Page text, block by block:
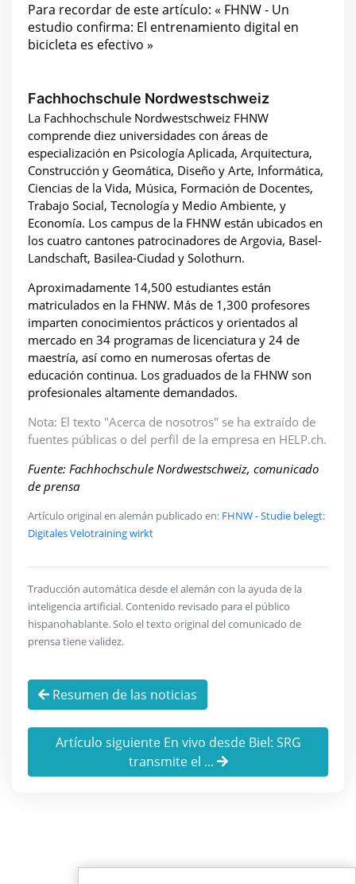
Para recordar de este artículo: « FHNW - Un
estudio confirma: El entrenamiento digital en
bicicleta es efectivo »
Fachhochschule Nordwestschweiz
La Fachhochschule Nordwestschweiz FHNW
comprende diez universidades con áreas de
especialización en Psicología Aplicada, Arquitectura,
Construcción y Geomática, Diseño y Arte, Informática,
Ciencias de la Vida, Música, Formación de Docentes,
Trabajo Social, Tecnología y Medio Ambiente, y
Economía. Los campus de la FHNW están ubicados en
los cuatro cantones patrocinadores de Argovia, Basel-
Landschaft, Basilea-Ciudad y Solothurn.
Aproximadamente 14,500 estudiantes están
matriculados en la FHNW. Más de 1,300 profesores
imparten conocimientos prácticos y orientados al
mercado en 34 programas de licenciatura y 24 de
maestría, así como en numerosas ofertas de
educación continua. Los graduados de la FHNW son
profesionales altamente demandados.
Nota: El texto "Acerca de nosotros" se ha extraído de
fuentes públicas o del perfil de la empresa en HELP.ch.
Fuente: Fachhochschule Nordwestschweiz, comunicado
de prensa
Artículo original en alemán publicado en: FHNW - Studie belegt:
Digitales Velotraining wirkt
Traducción automática desde el alemán con la ayuda de la
inteligencia artificial. Contenido revisado para el público
hispanohablante. Solo el texto original del comunicado de
prensa tiene validez.
Resumen de las noticias
Artículo siguiente En vivo desde Biel: SRG
transmite el ...